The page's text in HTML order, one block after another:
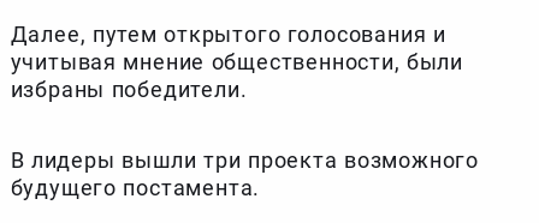
Далее, путем открытого голосования и
учитывая мнение общественности, были
избраны победители.
В лидеры вышли три проекта возможного
будущего постамента.